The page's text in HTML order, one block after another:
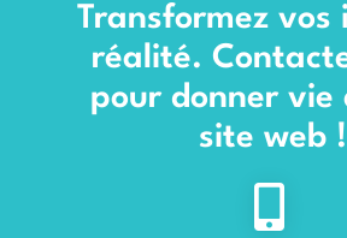
Transformez vos
réalité.
pour donner vie
site web !
